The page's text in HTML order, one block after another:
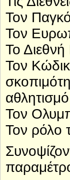
Τον
Τον
Το
Τον
Τον
Τον ρόλο